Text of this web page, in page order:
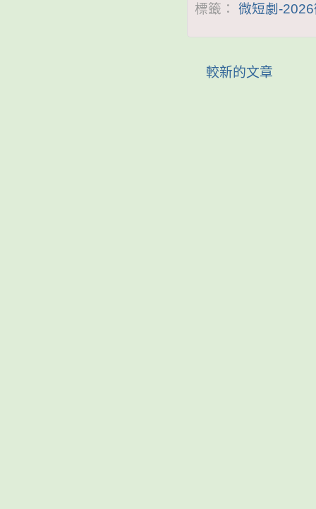
標籤： 微短劇-
較新的文章